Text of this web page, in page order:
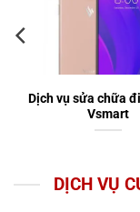
Dịch vụ sửa chữa
Vsmart
DỊCH VỤ